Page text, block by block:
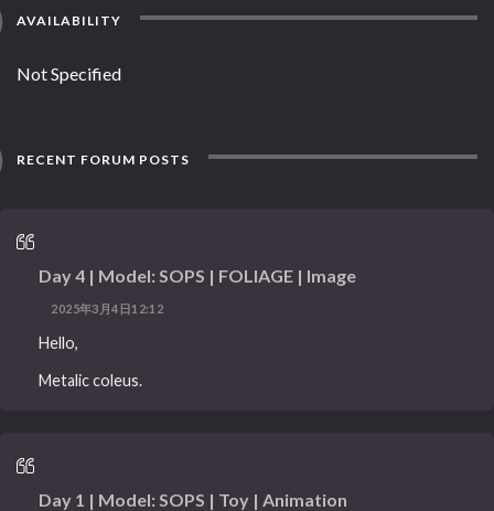
AVAILABILITY
Not Specified
RECENT FORUM POSTS
Day 4 | Model: SOPS | FOLIAGE | Image
2025年3月4日12:12
Hello,
Metalic coleus.
Day 1 | Model: SOPS | Toy | Animation